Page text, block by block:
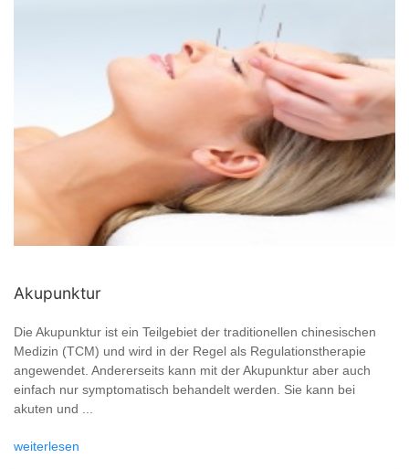
Akupunktur
Die Akupunktur ist ein Teilgebiet der traditionellen chinesischen
Medizin (TCM) und wird in der Regel als Regulationstherapie
angewendet. Andererseits kann mit der Akupunktur aber auch
einfach nur symptomatisch behandelt werden. Sie kann bei
akuten und ...
weiterlesen